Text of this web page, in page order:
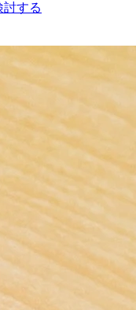
する